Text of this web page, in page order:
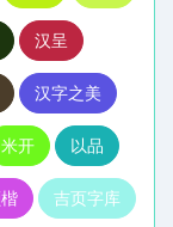
汉呈
汉字之美
米开 以品
吉页字库